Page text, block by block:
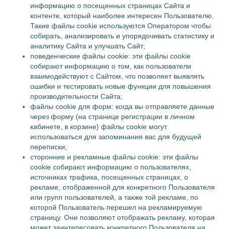
информацию о посещенных страницах Сайта и
контенте, который наиболее интересен Пользователю.
Такие файлы cookie используются Оператором чтобы
собирать, анализировать и упорядочивать статистику и
аналитику Сайта и улучшать Сайт;
поведенческие файлы cookie: эти файлы cookie
собирают информацию о том, как пользователи
взаимодействуют с Сайтом, что позволяет выявлять
ошибки и тестировать новые функции для повышения
производительности Сайта;
файлы cookie для форм: когда вы отправляете данные
через форму (на странице регистрации в личном
кабинете, в корзине) файлы cookie могут
использоваться для запоминания вас для будущей
переписки;
сторонние и рекламные файлы cookie: эти файлы
cookie собирают информацию о пользователях,
источниках трафика, посещенных страницах, о
рекламе, отображенной для конкретного Пользователя
или групп пользователей, а также той рекламе, по
которой Пользователь перешел на рекламируемую
страницу. Они позволяют отображать рекламу, которая